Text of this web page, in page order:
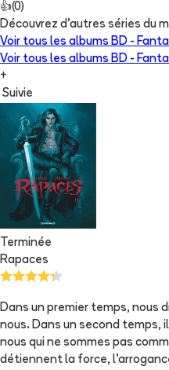
👍(0)
Découvrez d'autres séries du
Voir tous les albums BD -
Voir tous les albums BD -
+
Suivie
Terminée
Rapaces
Dans un premier temps, nous
nous. Dans un second temps,
nous qui ne sommes pas
détiennent la force,